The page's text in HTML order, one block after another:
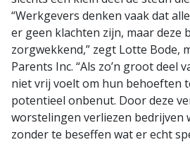
“Werkgevers denken vaak dat
er geen klachten zijn, maar deze
zorgwekkend,” zegt Lotte Bode,
Parents Inc. “Als zo’n groot deel
niet vrij voelt om hun behoeften
potentieel onbenut. Door deze
worstelingen verliezen bedrijven
zonder te beseffen wat er echt